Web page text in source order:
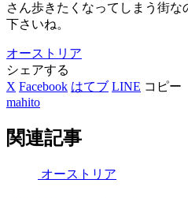
さん歩きたくなってしまう街
下さいね。
オーストリア
シェアする
X Facebook はてブ LINE コピー
mahito
関連記事
オーストリア